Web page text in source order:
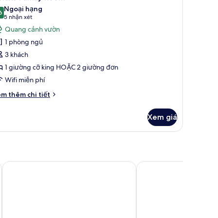
trên 10
Ngoại hạng
5 nhận xét
(5
nhận
xét)
Quang cảnh vườn
1 phòng ngủ
3 khách
1 giường cỡ king HOẶC 2 giường đơn
Wifi miễn phí
thêm chi tiết
Xem giá
George Hotel, BW Signature CollectionHoliday Inn Express